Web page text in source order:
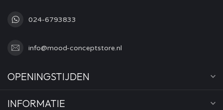
024-6793833
info@mood-conceptstore.nl
OPENINGSTIJDEN
INFORMATIE